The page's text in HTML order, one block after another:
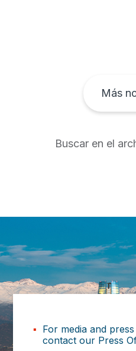
Más
Buscar en el
For media and
contact our Press